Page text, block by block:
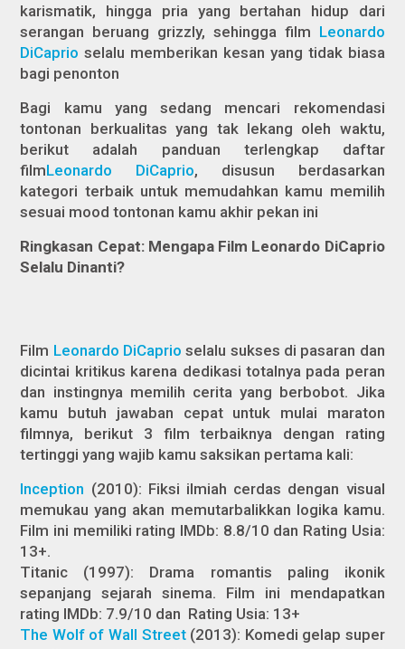
karismatik, hingga pria yang bertahan hidup dari
serangan beruang grizzly, sehingga film Leonardo
DiCaprio selalu memberikan kesan yang tidak biasa
bagi penonton
Bagi kamu yang sedang mencari rekomendasi
tontonan berkualitas yang tak lekang oleh waktu,
berikut adalah panduan terlengkap daftar
filmLeonardo DiCaprio, disusun berdasarkan
kategori terbaik untuk memudahkan kamu memilih
sesuai mood tontonan kamu akhir pekan ini
Ringkasan Cepat: Mengapa Film Leonardo DiCaprio
Selalu Dinanti?
Film Leonardo DiCaprio selalu sukses di pasaran dan
dicintai kritikus karena dedikasi totalnya pada peran
dan instingnya memilih cerita yang berbobot. Jika
kamu butuh jawaban cepat untuk mulai maraton
filmnya, berikut 3 film terbaiknya dengan rating
tertinggi yang wajib kamu saksikan pertama kali:
Inception (2010): Fiksi ilmiah cerdas dengan visual
memukau yang akan memutarbalikkan logika kamu.
Film ini memiliki rating IMDb: 8.8/10 dan Rating Usia:
13+.
Titanic (1997): Drama romantis paling ikonik
sepanjang sejarah sinema. Film ini mendapatkan
rating IMDb: 7.9/10 dan Rating Usia: 13+
The Wolf of Wall Street (2013): Komedi gelap super